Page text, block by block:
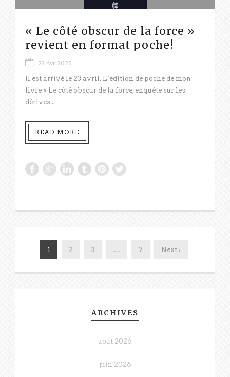
« Le côté obscur de la force »
revient en format poche!
23 Avr 2025
Il est arrivé le 23 avril. L’édition de poche de mon
livre « Le côté obscur de la force, enquête sur les
dérives...
READ MORE
1 2 3 … 7 Next ›
ARCHIVES
août 2026
juin 2026